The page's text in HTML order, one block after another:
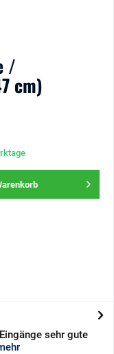
/
cm)
sehr gute